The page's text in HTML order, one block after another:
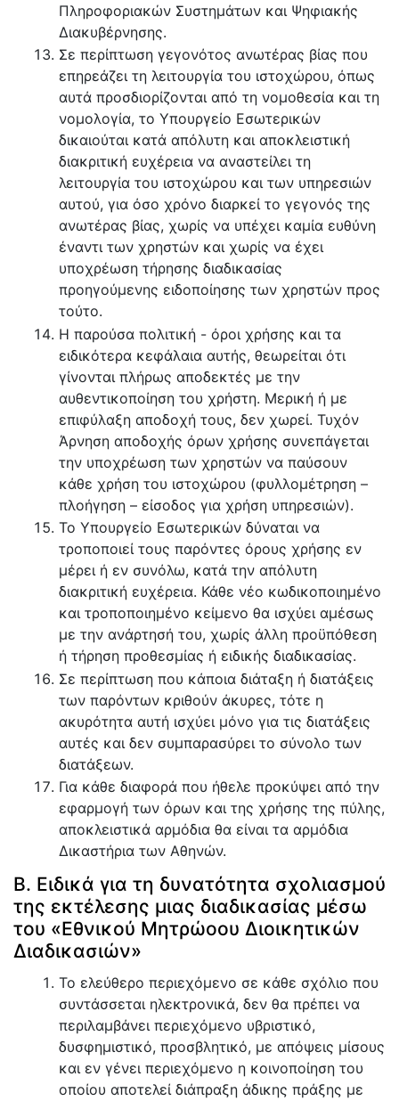
Πληροφοριακών Συστημάτων και Ψηφιακής
Διακυβέρνησης.
Σε περίπτωση γεγονότος ανωτέρας βίας που
επηρεάζει τη λειτουργία του ιστοχώρου, όπως
αυτά προσδιορίζονται από τη νομοθεσία και τη
νομολογία, το Υπουργείο Εσωτερικών
δικαιούται κατά απόλυτη και αποκλειστική
διακριτική ευχέρεια να αναστείλει τη
λειτουργία του ιστοχώρου και των υπηρεσιών
αυτού, για όσο χρόνο διαρκεί το γεγονός της
ανωτέρας βίας, χωρίς να υπέχει καμία ευθύνη
έναντι των χρηστών και χωρίς να έχει
υποχρέωση τήρησης διαδικασίας
προηγούμενης ειδοποίησης των χρηστών προς
τούτο.
Η παρούσα πολιτική - όροι χρήσης και τα
ειδικότερα κεφάλαια αυτής, θεωρείται ότι
γίνονται πλήρως αποδεκτές με την
αυθεντικοποίηση του χρήστη. Μερική ή με
επιφύλαξη αποδοχή τους, δεν χωρεί. Τυχόν
Άρνηση αποδοχής όρων χρήσης συνεπάγεται
την υποχρέωση των χρηστών να παύσουν
κάθε χρήση του ιστοχώρου (φυλλομέτρηση –
πλοήγηση – είσοδος για χρήση υπηρεσιών).
Το Υπουργείο Εσωτερικών δύναται να
τροποποιεί τους παρόντες όρους χρήσης εν
μέρει ή εν συνόλω, κατά την απόλυτη
διακριτική ευχέρεια. Κάθε νέο κωδικοποιημένο
και τροποποιημένο κείμενο θα ισχύει αμέσως
με την ανάρτησή του, χωρίς άλλη προϋπόθεση
ή τήρηση προθεσμίας ή ειδικής διαδικασίας.
Σε περίπτωση που κάποια διάταξη ή διατάξεις
των παρόντων κριθούν άκυρες, τότε η
ακυρότητα αυτή ισχύει μόνο για τις διατάξεις
αυτές και δεν συμπαρασύρει το σύνολο των
διατάξεων.
Για κάθε διαφορά που ήθελε προκύψει από την
εφαρμογή των όρων και της χρήσης της πύλης,
αποκλειστικά αρμόδια θα είναι τα αρμόδια
Δικαστήρια των Αθηνών.
Β. Ειδικά για τη δυνατότητα σχολιασμού
της εκτέλεσης μιας διαδικασίας μέσω
του «Εθνικού Μητρώοου Διοικητικών
Διαδικασιών»
Το ελεύθερο περιεχόμενο σε κάθε σχόλιο που
συντάσσεται ηλεκτρονικά, δεν θα πρέπει να
περιλαμβάνει περιεχόμενο υβριστικό,
δυσφημιστικό, προσβλητικό, με απόψεις μίσους
και εν γένει περιεχόμενο η κοινοποίηση του
οποίου αποτελεί διάπραξη άδικης πράξης με